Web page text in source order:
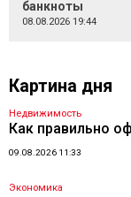
банкноты
08.08.2026 19:44
Картина дня
Недвижимость
Как правильно
09.08.2026 11:33
Экономика